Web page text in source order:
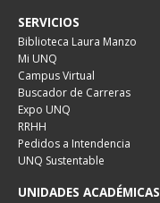
SERVICIOS
Biblioteca Laura Manzo
Mi UNQ
Campus Virtual
Buscador de Carreras
Expo UNQ
RRHH
Pedidos a Intendencia
UNQ Sustentable
UNIDADES ACADÉMICAS